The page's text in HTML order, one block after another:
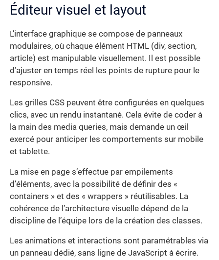
Éditeur visuel et layout
L’interface graphique se compose de panneaux
modulaires, où chaque élément HTML (div, section,
article) est manipulable visuellement. Il est possible
d’ajuster en temps réel les points de rupture pour le
responsive.
Les grilles CSS peuvent être configurées en quelques
clics, avec un rendu instantané. Cela évite de coder à
la main des media queries, mais demande un œil
exercé pour anticiper les comportements sur mobile
et tablette.
La mise en page s’effectue par empilements
d’éléments, avec la possibilité de définir des «
containers » et des « wrappers » réutilisables. La
cohérence de l’architecture visuelle dépend de la
discipline de l’équipe lors de la création des classes.
Les animations et interactions sont paramétrables via
un panneau dédié, sans ligne de JavaScript à écrire.